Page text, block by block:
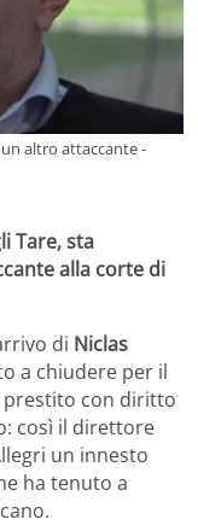
altro attaccante -
Tare, sta
alla corte di
di Niclas
a chiudere per il
prestito con diritto
così il direttore
un innesto
ha tenuto a